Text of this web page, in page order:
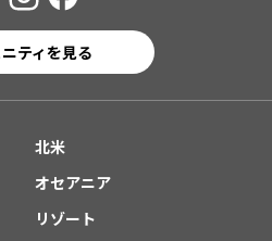
ティを見る
北米
オセアニア
リゾート